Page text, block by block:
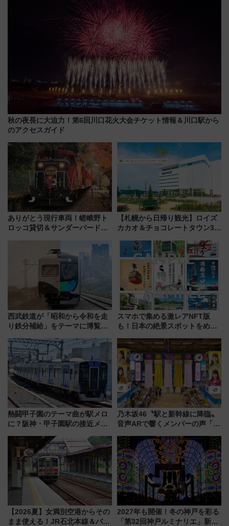
秋の夜長に大迫力！第6回川口花火大会チケット情報＆川口駅から
のアクセスガイド
ありがとう現行車両！嵯峨野ト
ロッコ貸切＆サンダーバードレ
斉藤雪乃＆福原トシヒロと行
く！9月13日「京都の鉄道満喫
ツアー」開催
【札幌から日帰り観光】ロイズ
カカオ＆チョコレートタウン3周
詰め放題を開催、ロイズタウン
駅からのアクセスも
西武鉄道が「昭和から令和を走
り鉄分補給」をテーマに博覧会
14日から 新車両「トキイロ」体
験ブースも アクセスや申込方法
を解説
スマホで集める激レアNFT版
も！日本の絶景スポットをめぐ
ん)」企画がスタート
熱闘甲子園のテーマ曲が駅メロ
に？阪神・甲子園駅の接近メロ
谷実アレンジの特別仕様へ、8月
5日始発から
乃木坂46〝駅と新幹線に降臨〟
音声ARで響くメンバーの声「真
【2026夏】女満別空港からその
まま使える！JR石北本線＆バス
2027年も開催！冬の神戸を彩る
「第32回神戸ルミナリエ」新た